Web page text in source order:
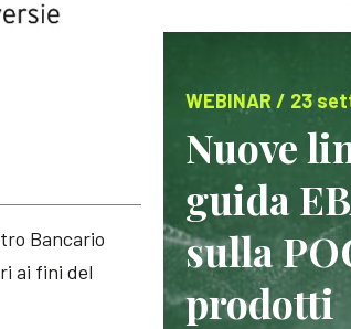
Bancario
ai fini del
WEBINAR / 23
Nuove
guida
sulla
prodotti